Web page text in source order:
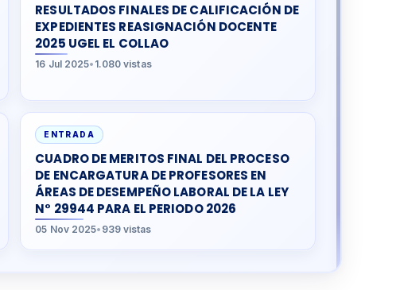
RESULTADOS FINALES DE CALIFICACIÓN DE
EXPEDIENTES REASIGNACIÓN DOCENTE
2025 UGEL EL COLLAO
16 Jul 2025• 1.080 vistas
ENTRADA
CUADRO DE MERITOS FINAL DEL PROCESO
DE ENCARGATURA DE PROFESORES EN
ÁREAS DE DESEMPEÑO LABORAL DE LA LEY
N° 29944 PARA EL PERIODO 2026
05 Nov 2025• 939 vistas